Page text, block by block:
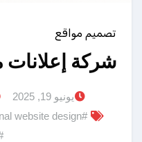
تصميم مواقع
شركة إعلانات
يونيو 19, 2025
#professional website design
website